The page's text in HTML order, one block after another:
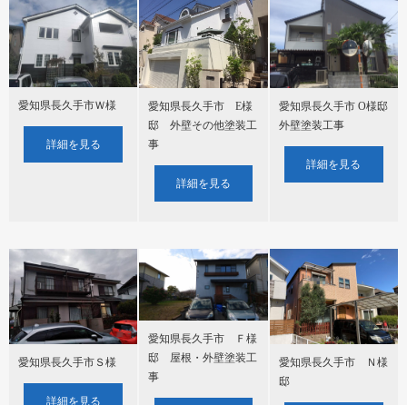
愛知県長久手市Ｗ様
詳細を見る
愛知県長久手市 E様
邸 外壁その他塗装工
事
詳細を見る
愛知県長久手市 O様邸
外壁塗装工事
詳細を見る
愛知県長久手市Ｓ様
詳細を見る
愛知県長久手市 Ｆ様
邸 屋根・外壁塗装工
事
愛知県長久手市 Ｎ様
邸